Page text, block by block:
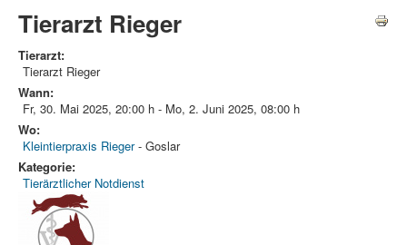
Tierarzt Rieger
Tierarzt:
Tierarzt Rieger
Wann:
Fr, 30. Mai 2025, 20:00 h - Mo, 2. Juni 2025, 08:00 h
Wo:
Kleintierpraxis Rieger- Goslar
Kategorie:
Tierärztlicher Notdienst